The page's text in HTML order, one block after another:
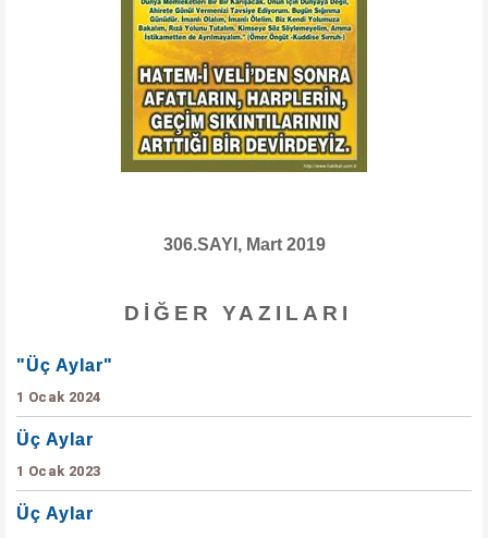
306.SAYI, Mart 2019
DIĞER YAZILARI
"Üç Aylar"
1 Ocak 2024
Üç Aylar
1 Ocak 2023
Üç Aylar